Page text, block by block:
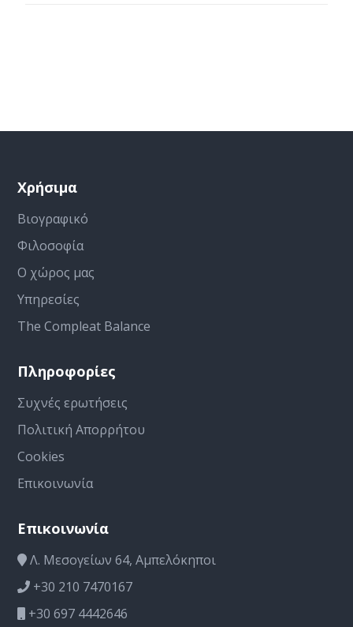
Χρήσιμα
Βιογραφικό
Φιλοσοφία
Ο χώρος μας
Υπηρεσίες
The Compleat Balance
Πληροφορίες
Συχνές ερωτήσεις
Πολιτική Απορρήτου
Cookies
Επικοινωνία
Επικοινωνία
Λ. Μεσογείων 64, Αμπελόκηποι
+30 210 7470167
+30 697 4442646